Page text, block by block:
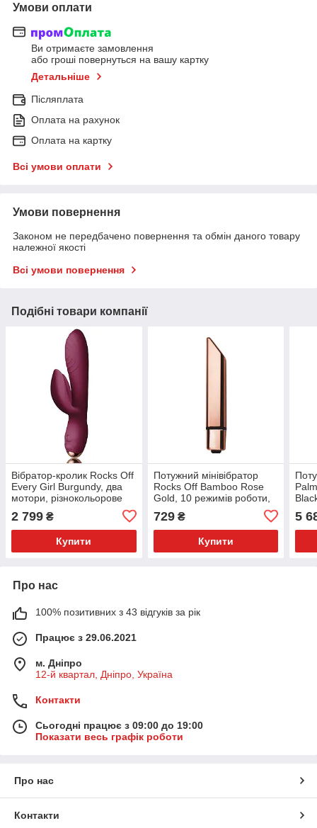
Умови оплати
Ви отримаєте замовлення
або гроші повернуться на вашу картку
Детальніше
Післяплата
Оплата на рахунок
Оплата на картку
Всі умови оплати
Умови повернення
Законом не передбачено повернення та обмін даного товару
належної якості
Всі умови повернення
Подібні товари компанії
Вібратор-кролик Rocks Off
Every Girl Burgundy, два
мотори, різнокольорове
LED-підсвічування, потужн
2 799 ₴
Купити
Потужний мінівібратор
Rocks Off Bamboo Rose
Gold, 10 режимів роботи,
729₴
Купити
5
Про нас
100% позитивних з 43 відгуків за рік
Працює з 29.06.2021
м. Дніпро
12-й квартал, Дніпро, Україна
Контакти
Сьогодні працює з 09:00 до 19:00
Показати весь графік роботи
Про нас
Контакти